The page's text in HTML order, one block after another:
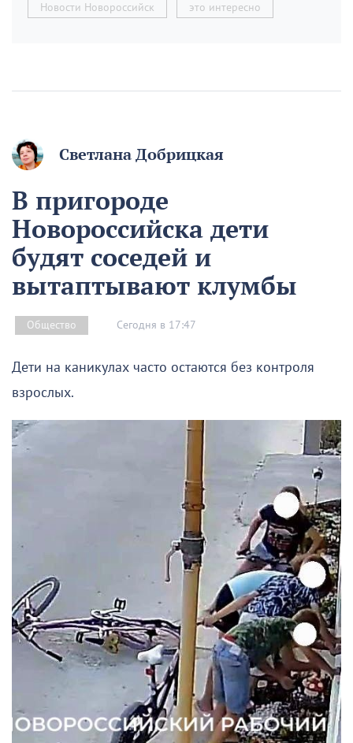
Новости Новороссийск это интересно
Светлана Добрицкая
В пригороде
Новороссийска дети
будят соседей и
вытаптывают клумбы
Общество Сегодня в 17:47
Дети на каникулах часто остаются без контроля
взрослых.